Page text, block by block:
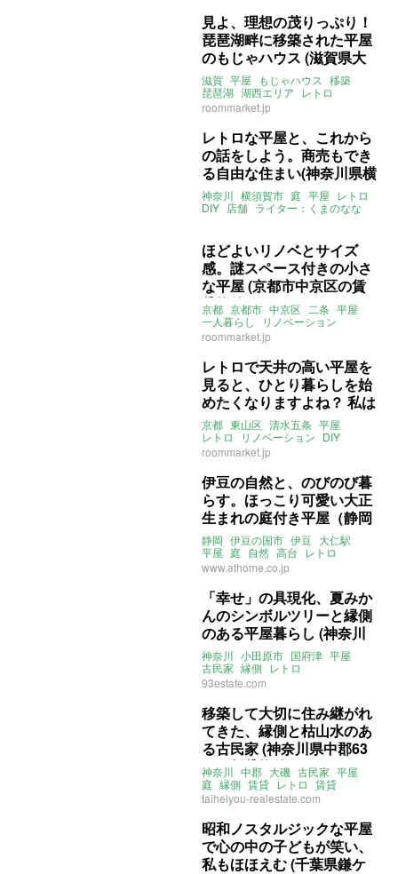
見よ、理想の茂りっぷり！
琵琶湖畔に移築された平屋
のもじゃハウス (滋賀県大
津市の賃貸物件)
滋賀 平屋 もじゃハウス 移築
琵琶湖 湖西エリア レトロ
ルームマーケット
roommarket.jp
レトロな平屋と、これから
の話をしよう。商売もでき
る自由な住まい(神奈川県横
須賀市56㎡の売買物件)
神奈川 横須賀市 庭 平屋 レトロ
DIY 店舗 ライター：くまのなな
ほどよいリノベとサイズ
感。謎スペース付きの小さ
な平屋 (京都市中京区の賃
貸物件)
京都 京都市 中京区 二条 平屋
一人暮らし
リノベーション
クローゼット
ウッドデッキ
レトロ
ROOMMARKET 賃貸
roommarket.jp
レトロで天井の高い平屋を
見ると、ひとり暮らしを始
めたくなりますよね？ 私は
なります。(京都市東山区の
賃貸物件)
京都 東山区 清水五条 平屋
レトロ
リノベーション DIY
アトリエ ライター：葱山紫蘇子
賃貸
roommarket.jp
伊豆の自然と、のびのび暮
らす。ほっこり可愛い大正
生まれの庭付き平屋（静岡
県伊豆の国市83㎡の賃貸物
件）
静岡 伊豆の国市 伊豆 大仁駅
平屋 庭 自然 高台 レトロ
タイル ライター：山中みく
www.athome.co.jp
「幸せ」の具現化、夏みか
んのシンボルツリーと縁側
のある平屋暮らし (神奈川
県小田原市95㎡の売買物
件)
神奈川 小田原市 国府津 平屋
古民家 縁側 レトロ
リノベーション
93estate.com
移築して大切に住み継がれ
てきた、縁側と枯山水のあ
る古民家 (神奈川県中郡63
㎡の賃貸物件)
神奈川 中郡 大磯 古民家 平屋
庭 縁側 賃貸 レトロ 賃貸
taiheiyou-realestate.com
昭和ノスタルジックな平屋
で心の中の子どもが笑い、
私もほほえむ (千葉県鎌ケ